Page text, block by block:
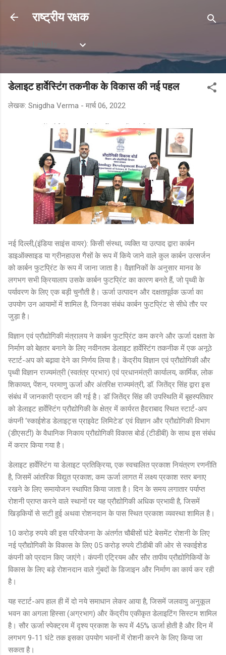
सीधे मुख्य सामग्री पर जाएं
राष्ट्रीय रक्षक
Labels
डेलाइट हार्वेस्टिंग तकनीक के विकास की नई पहल
लेखक: Snigdha Verma - मार्च 06, 2022
नई दिल्ली,(इंडिया साइंस वायर): किसी संस्था, व्यक्ति या उत्पाद द्वारा कार्बन
डाइऑक्साइड या ग्रीनहाउस गैसों के रूप में किये जाने वाले कुल कार्बन उत्सर्जन
को कार्बन फुटप्रिंट के रूप में जाना जाता है। वैज्ञानिकों के अनुसार मानव के
लगभग सभी क्रियालाप उसके कार्बन फुटप्रिंट का कारण बनते हैं, जो पृथ्वी के
पर्यावरण के लिए एक बड़ी चुनौती है। ऊर्जा उत्पादन और दक्षतापूर्वक ऊर्जा का
उपयोग उन आयामों में शामिल है, जिनका संबंध कार्बन फुटप्रिंट से सीधे तौर पर
जुड़ा है।
विज्ञान एवं प्रौद्योगिकी मंत्रालय ने कार्बन फुटप्रिंट कम करने और ऊर्जा दक्षता के
निर्माण को बेहतर बनाने के लिए नवीनतम डेलाइट हार्वेस्टिंग तकनीक में एक अनूठे
स्टार्ट-अप को बढ़ावा देने का निर्णय लिया है। केंद्रीय विज्ञान एवं प्रौद्योगिकी और
पृथ्वी विज्ञान राज्यमंत्री (स्वतंत्र प्रभार) एवं प्रधानमंत्री कार्यालय, कार्मिक, लोक
शिकायत, पेंशन, परमाणु ऊर्जा और अंतरिक्ष राज्यमंत्री, डॉ. जितेंद्र सिंह द्वारा इस
संबंध में जानकारी प्रदान की गई है। डॉ जितेंद्र सिंह की उपस्थिति में बृहस्पतिवार
को डेलाइट हार्वेस्टिंग प्रौद्योगिकी के क्षेत्र में कार्यरत हैदराबाद स्थित स्टार्ट-अप
कंपनी ‘स्काईशेड डेलाइट्स प्राइवेट लिमिटेड’ एवं विज्ञान और प्रौद्योगिकी विभाग
(डीएसटी) के वैधानिक निकाय प्रौद्योगिकी विकास बोर्ड (टीडीबी) के साथ इस संबंध
में करार किया गया है।
डेलाइट हार्वेस्टिंग या डेलाइट प्रतिक्रिया, एक स्वचालित प्रकाश नियंत्रण रणनीति
है, जिसमें आंतरिक विद्युत प्रकाश; कम ऊर्जा लागत में लक्ष्य प्रकाश स्तर बनाए
रखने के लिए समायोजन स्थापित किया जाता है। दिन के समय लगातार पर्याप्त
रोशनी प्राप्त करने वाले स्थानों पर यह प्रौद्योगिकी अधिक प्रभावी है, जिसमें
खिड़कियों से सटी हुई अथवा रोशनदान के पास स्थित प्रकाश व्यवस्था शामिल है।
10 करोड़ रुपये की इस परियोजना के अंतर्गत चौबीसों घंटे बेसमेंट रोशनी के लिए
नई प्रौद्योगिकी के विकास के लिए 05 करोड़ रुपये टीडीबी की ओर से स्काईशेड
कंपनी को प्रदान किए जाएंगे। कंपनी एट्रियम और सौर तापीय प्रौद्योगिकियों के
विकास के लिए बड़े रोशनदान वाले गुंबदों के डिजाइन और निर्माण का कार्य कर रही
है।
यह स्टार्ट-अप हाल ही में दो नये समाधान लेकर आया है, जिसमें जलवायु अनुकूल
भवन का अगला हिस्सा (अग्रभाग) और केंद्रीय एकीकृत डेलाइटिंग सिस्टम शामिल
है। सौर ऊर्जा स्पेक्ट्रम में दृश्य प्रकाश के रूप में 45% ऊर्जा होती है और दिन में
लगभग 9-11 घंटे तक इसका उपयोग भवनों में रोशनी करने के लिए किया जा
सकता है।